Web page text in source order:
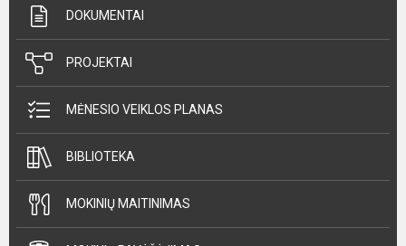
DOKUMENTAI
PROJEKTAI
MĖNESIO VEIKLOS PLANAS
BIBLIOTEKA
MOKINIŲ MAITINIMAS